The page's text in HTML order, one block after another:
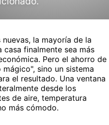
la mayoría de la
casa finalmente sea más
Pero el ahorro de
sino un sistema
el resultado. Una ventana
desde los
de aire, temperatura
más cómodo.